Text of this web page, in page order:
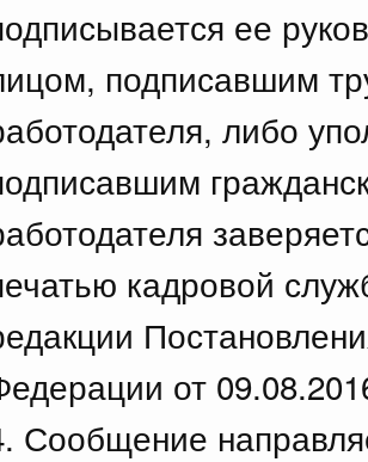
ее
подписавшим
либо
кадровой
от
Сообщение
Правительства
№ 908
Правил уведомления частным
службы войск национальной
частной детективной
сыскных услуг и об
Правительства
№ 910
в некоторые акты